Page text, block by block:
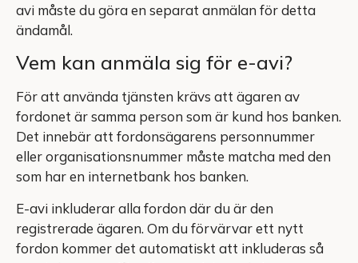
avi måste du göra en separat anmälan för detta
ändamål.
Vem kan anmäla sig för e-avi?
För att använda tjänsten krävs att ägaren av
fordonet är samma person som är kund hos banken.
Det innebär att fordonsägarens personnummer
eller organisationsnummer måste matcha med den
som har en internetbank hos banken.
E-avi inkluderar alla fordon där du är den
registrerade ägaren. Om du förvärvar ett nytt
fordon kommer det automatiskt att inkluderas så